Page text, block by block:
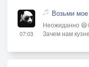
07:03
Возьми
Неожиданно
Зачем нам